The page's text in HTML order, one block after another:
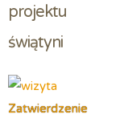
projektu
świątyni
Zatwierdzenie